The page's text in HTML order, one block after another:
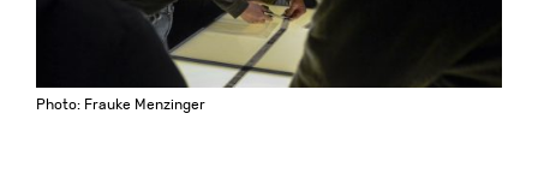
Photo: Frauke Menzinger